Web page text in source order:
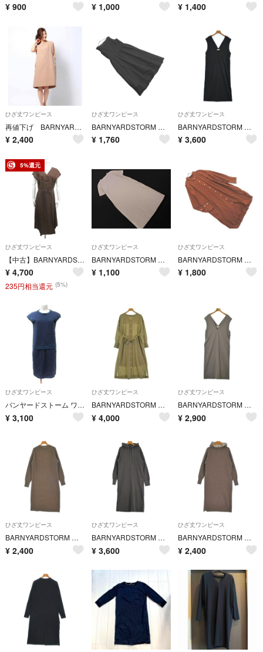
¥ 900 ¥ 1,000 ¥ 1,400
ひざ丈ワンピース
再値下げ BARNYARDSTORM×CLASSYサイドリボンワンピース
¥ 2,400
ひざ丈ワンピース
BARNYARDSTORM バンヤードストーム Aライン ワンピース size1/黒 ■◇ レディース
¥ 1,760
ひざ丈ワンピース
BARNYARDSTORM バーンヤードストーム ワンピース M 黒 【古着】【中古】【送料無料】
¥ 3,600
5%還元
ひざ丈ワンピース
【中古】BARNYARDSTORM バンヤードストーム ワンピース レディース 0サイズ Sサイズ 半袖ワンピース ブラウン＿S23＿s-1003-r23
¥ 4,700
235円相当還元 (5%)
ひざ丈ワンピース
BARNYARDSTORM バンヤードストーム リブ ワンピース sizeZOZOサイズ MS/ライトベージュ ■◇ レディース
¥ 1,100
ひざ丈ワンピース
BARNYARDSTORM バンヤードストーム リネン混 シャツ ワンピース sizeF/茶 ■◇ レディース
¥ 1,800
ひざ丈ワンピース
バンヤードストーム ワンピース ひざ丈 フレンチスリーブ 1 S 紺 ネイビー
¥ 3,100
ひざ丈ワンピース
BARNYARDSTORM バーンヤードストーム ワンピース S カーキ 【古着】【中古】【送料無料】
¥ 4,000
ひざ丈ワンピース
BARNYARDSTORM バーンヤードストーム ワンピース M グレー 【古着】【中古】【送料無料】
¥ 2,900
ひざ丈ワンピース
BARNYARDSTORM バーンヤードストーム ワンピース M 茶 【古着】【中古】【送料無料】
¥ 2,400
ひざ丈ワンピース
BARNYARDSTORM バーンヤードストーム ワンピース M グレー 【古着】【中古】【送料無料】
¥ 3,600
ひざ丈ワンピース
BARNYARDSTORM バーンヤードストーム ワンピース M 茶 【古着】【中古】【送料無料】
¥ 2,400